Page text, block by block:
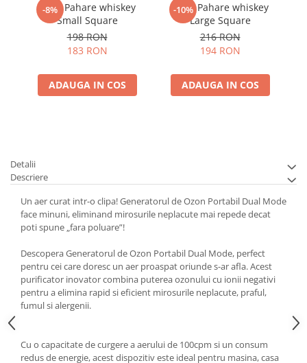
-8%
Set 6 Pahare whiskey
Small Square
198 RON
183 RON
ADAUGA IN COS
-10%
Set 6 Pahare whiskey
Large Square
216 RON
194 RON
ADAUGA IN COS
Detalii
Descriere
Un aer curat intr-o clipa! Generatorul de Ozon Portabil Dual Mode
face minuni, eliminand mirosurile neplacute mai repede decat
poti spune „fara poluare”!
Descopera Generatorul de Ozon Portabil Dual Mode, perfect
pentru cei care doresc un aer proaspat oriunde s-ar afla. Acest
purificator inovator combina puterea ozonului cu ionii negativi
pentru a elimina rapid si eficient mirosurile neplacute, praful,
fumul si alergenii.
Cu o capacitate de curgere a aerului de 100cpm si un consum
redus de energie, acest dispozitiv este ideal pentru masina, casa